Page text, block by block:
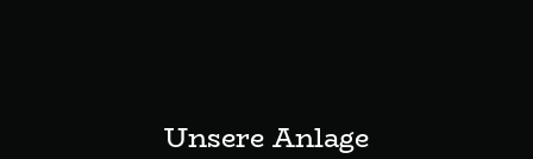
Unsere Anlage